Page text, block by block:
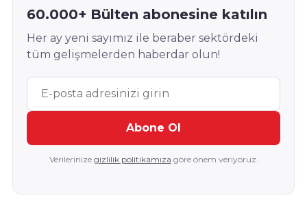
60.000+ Bülten abonesine katılın
Her ay yeni sayımız ile beraber sektördeki
tüm gelişmelerden haberdar olun!
Abone Ol
Verilerinize gizlilik politikamıza göre önem veriyoruz.